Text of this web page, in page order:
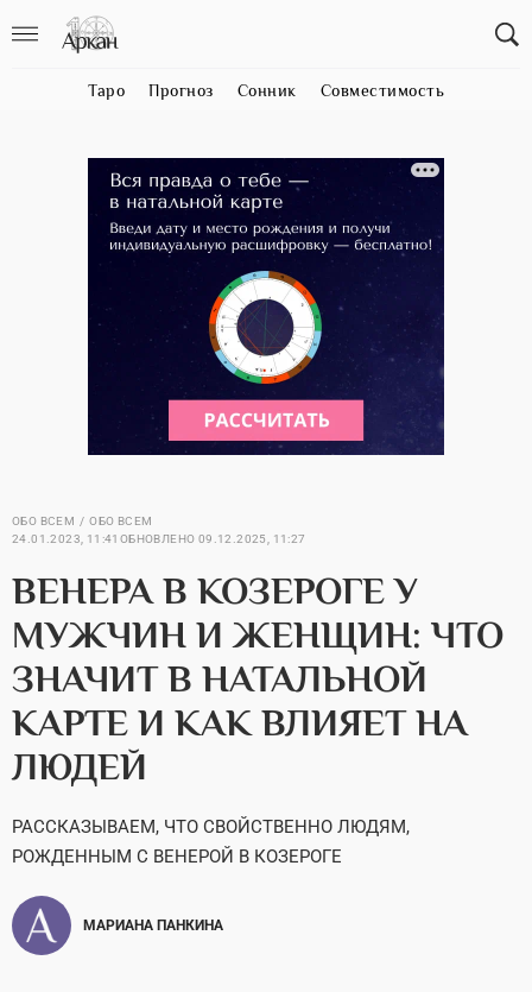
Таро Прогноз Сонник Совместимость
ОБО ВСЕМ
ОБО ВСЕМ
24.01.2023, 11:41 ОБНОВЛЕНО 09.12.2025, 11:27
ВЕНЕРА В КОЗЕРОГЕ У
МУЖЧИН И ЖЕНЩИН: ЧТО
ЗНАЧИТ В НАТАЛЬНОЙ
КАРТЕ И КАК ВЛИЯЕТ НА
ЛЮДЕЙ
РАССКАЗЫВАЕМ, ЧТО СВОЙСТВЕННО ЛЮДЯМ,
РОЖДЕННЫМ С ВЕНЕРОЙ В КОЗЕРОГЕ
МАРИАНА ПАНКИНА